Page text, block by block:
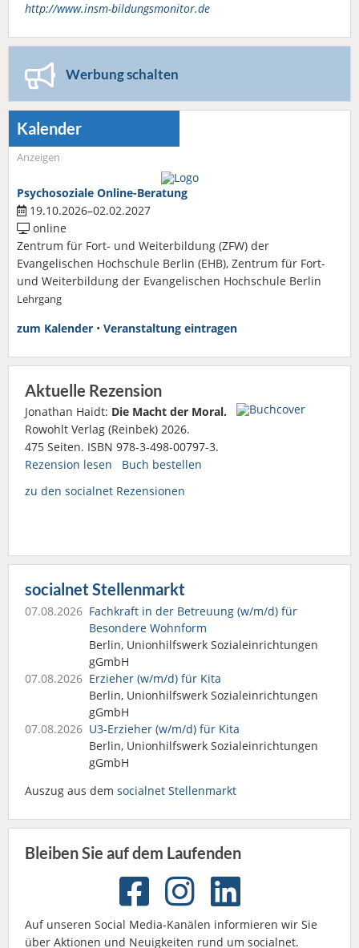
http://www.insm-bildungsmonitor.de
Werbung schalten
Kalender
Anzeigen
Psychosoziale Online-Beratung
19.10.2026–02.02.2027
online
Zentrum für Fort- und Weiterbildung (ZFW) der
Evangelischen Hochschule Berlin (EHB), Zentrum für Fort-
und Weiterbildung der Evangelischen Hochschule Berlin
Lehrgang
zum Kalender • Veranstaltung eintragen
Aktuelle Rezension
Jonathan Haidt: Die Macht der Moral.
Rowohlt Verlag (Reinbek) 2026.
475 Seiten. ISBN 978-3-498-00797-3.
Rezension lesen
Buch bestellen
zu den socialnet Rezensionen
socialnet Stellenmarkt
07.08.2026 Fachkraft in der Betreuung (w/m/d) für
Besondere Wohnform
Berlin, Unionhilfswerk Sozialeinrichtungen
gGmbH
07.08.2026 Erzieher (w/m/d) für Kita
Berlin, Unionhilfswerk Sozialeinrichtungen
gGmbH
07.08.2026 U3-Erzieher (w/m/d) für Kita
Berlin, Unionhilfswerk Sozialeinrichtungen
gGmbH
Auszug aus dem socialnet Stellenmarkt
Bleiben Sie auf dem Laufenden
Auf unseren Social Media-Kanälen informieren wir Sie
über Aktionen und Neuigkeiten rund um socialnet.